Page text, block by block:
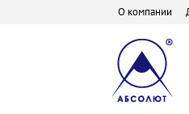
О компании